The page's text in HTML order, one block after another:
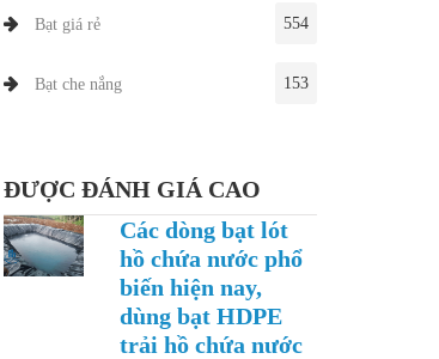
Bạt giá rẻ 554
Bạt che nắng 153
ĐƯỢC ĐÁNH GIÁ CAO
Các dòng bạt lót
hồ chứa nước phổ
biến hiện nay,
dùng bạt HDPE
trải hồ chứa nước